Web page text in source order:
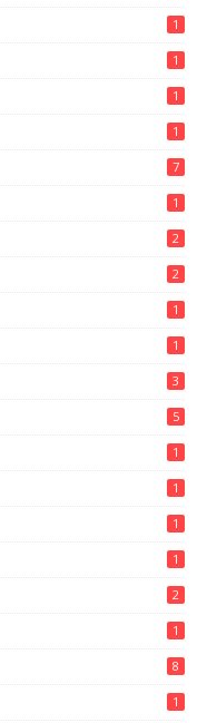
1
1
1
1
7
1
2
2
1
1
3
5
1
1
1
1
2
1
8
1